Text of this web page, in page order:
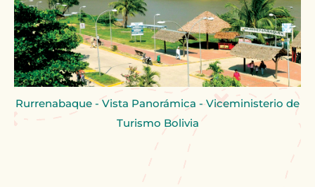
Rurrenabaque - Vista Panorámica - Viceministerio de
Turismo Bolivia